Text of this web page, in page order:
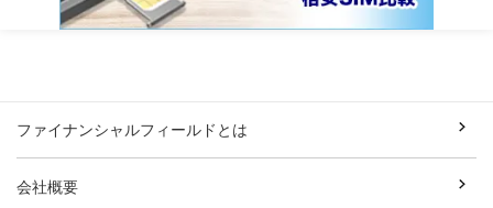
ファイナンシャルフィールドとは
会社概要